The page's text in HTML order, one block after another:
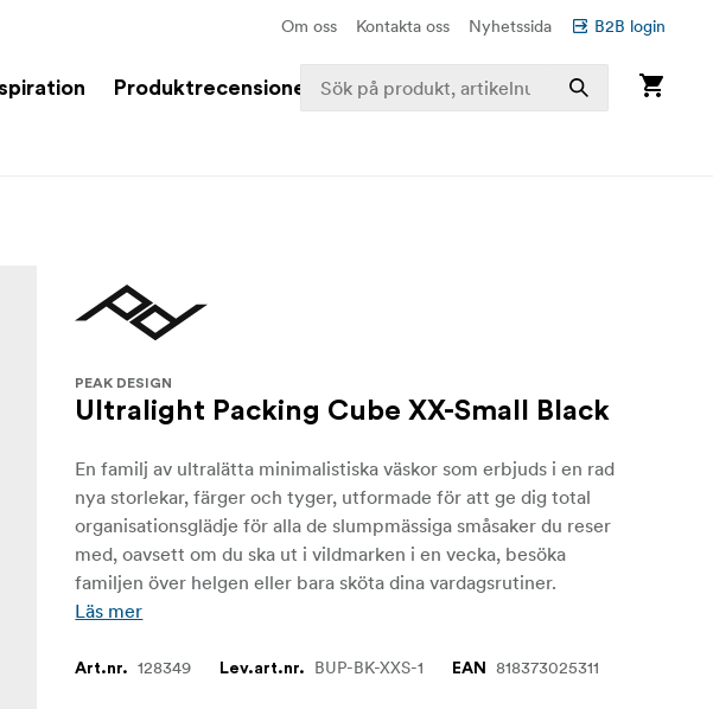
Om oss Kontakta oss Nyhetssida B2B login
Produktrecensioner
PEAK DESIGN
Ultralight Packing Cube XX-Small Black
En familj av ultralätta minimalistiska väskor som erbjuds i en rad
nya storlekar, färger och tyger, utformade för att ge dig total
organisationsglädje för alla de slumpmässiga småsaker du reser
med, oavsett om du ska ut i vildmarken i en vecka, besöka
familjen över helgen eller bara sköta dina vardagsrutiner.
Läs mer
Art.nr. 128349 Lev.art.nr. BUP-BK-XXS-1 EAN 818373025311